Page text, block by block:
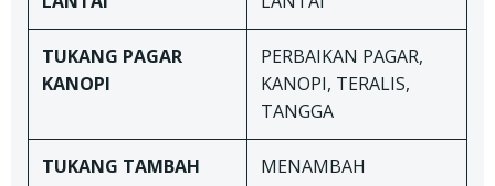
TUKANG PAGAR
KANOPI
PERBAIKAN PAGAR,
KANOPI, TERALIS,
TANGGA
TUKANG TAMBAH
MENAMBAH